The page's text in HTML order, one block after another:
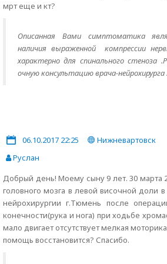
мрт еще и кт?
Описанная Вами симптоматика
наличия выраженной компрессии
характерно для спинального стеноза
очную консультацию врача-нейрохирурга .
06.10.2017 22:25
Нижневартовск
Руслан
Добрый день! Моему сыну 9 лет. 30 марта
головного мозга в левой височной доли
нейрохирургии г.Тюмень после
конечности(рука и нога) при ходьбе
мало двигает отсутствует мелкая
помощь восстановится? Спасибо.